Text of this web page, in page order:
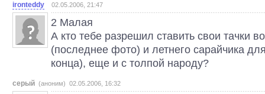
ironteddy 02.05.2006, 21:47
2 Малая
А кто тебе разрешил ставить свои тачки
(последнее фото) и летнего сарайчика
конца), еще и с толпой народу?
серый (аноним) 02.05.2006, 16:32